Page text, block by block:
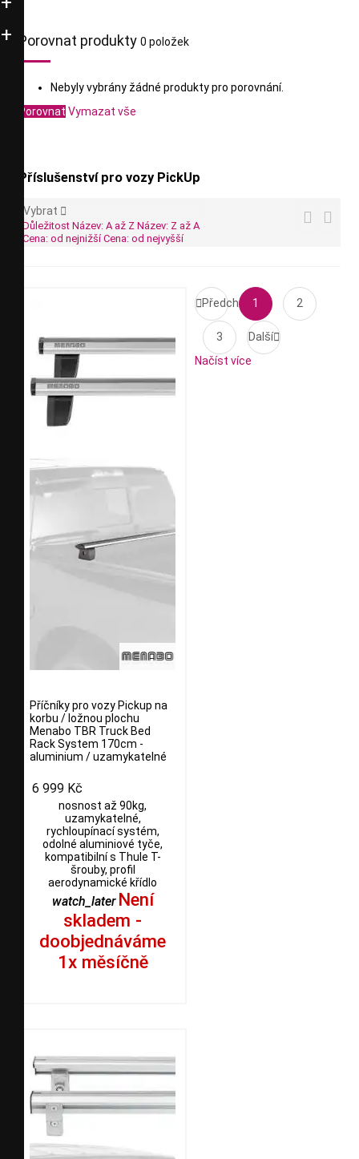
Porovnat produkty 0 položek
Nebyly vybrány žádné produkty pro porovnání.
Porovnat Vymazat vše
Příslušenství pro vozy PickUp
 
Vybrat 
Důležitost Název: A až Z Název: Z až A
Cena: od nejnižšíCena: od nejvyšší
Příčníky pro vozy Pickup na
korbu / ložnou plochu
Menabo TBR Truck Bed
Rack System 170cm -
aluminium / uzamykatelné
6 999 Kč
nosnost až 90kg,
uzamykatelné,
rychloupínací systém,
odolné aluminiové tyče,
kompatibilní s Thule T-
šrouby, profil
aerodynamické křídlo
watch_later Není
skladem -
doobjednáváme
1x měsíčně
Předchozí1 2
3 Další
Načíst více